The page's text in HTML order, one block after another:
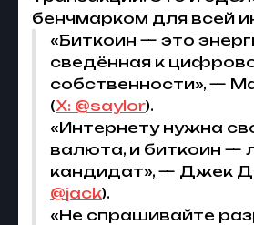
бенчмарком для всей
«Биткоин — это
сведённая к
собственности», —
(X: @saylor).
«Интернету нужна
валюта, и биткоин —
кандидат», — Джек
@jack).
«Не спрашивайте